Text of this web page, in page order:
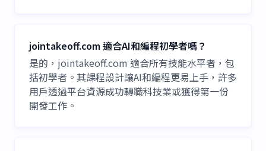
jointakeoff.com 適合AI和編程初學者嗎？
是的，jointakeoff.com 適合所有技能水平者，包
括初學者。其課程設計讓AI和編程更易上手，許多
用戶透過平台資源成功轉職科技業或獲得第一份
開發工作。